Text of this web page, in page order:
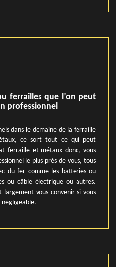
ferrailles que l’on peut
professionnel
dans le domaine de la ferraille
ce sont tout ce qui peut
ferraille et métaux donc, vous
le plus près de vous, tous
du fer comme les batteries ou
ou câble électrique ou autres.
vous convenir si vous
négligeable.